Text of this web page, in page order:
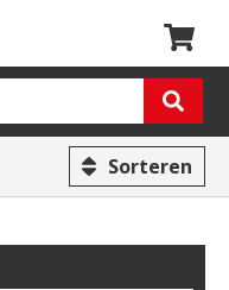
Sorteren